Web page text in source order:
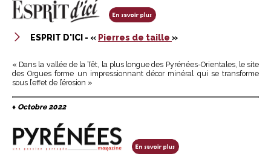
ESPRIT D'ICI - « Pierres de taille »
« Dans la vallée de la Têt, la plus longue des Pyrénées-Orientales, le site
des Orgues forme un impressionnant décor minéral qui se transforme
sous l’effet de l’érosion »
♦ Octobre 2022